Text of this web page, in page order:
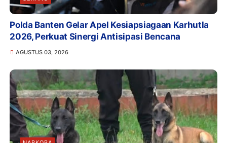
Polda Banten Gelar Apel Kesiapsiagaan Karhutla
2026, Perkuat Sinergi Antisipasi Bencana
AGUSTUS 03, 2026